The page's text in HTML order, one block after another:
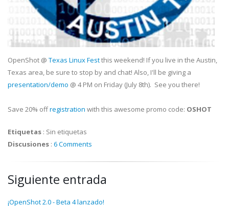
OpenShot @ Texas Linux Festthis weekend! If you live in the Austin,
Texas area, be sure to stop by and chat! Also, I'll be giving a
presentation/demo @ 4 PM on Friday (July 8th). See you there!
Save 20% offregistration with this awesome promo code: OSHOT
Etiquetas : Sin etiquetas
Discusiones : 6 Comments
Siguiente entrada
¡OpenShot 2.0 - Beta 4 lanzado!